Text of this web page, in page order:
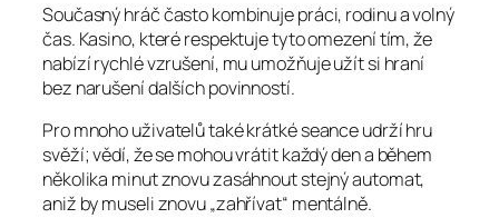
Současný hráč často kombinuje práci, rodinu a volný
čas. Kasino, které respektuje tyto omezení tím, že
nabízí rychlé vzrušení, mu umožňuje užít si hraní
bez narušení dalších povinností.
Pro mnoho uživatelů také krátké seance udrží hru
svěží; vědí, že se mohou vrátit každý den a během
několika minut znovu zasáhnout stejný automat,
aniž by museli znovu „zahřívat“ mentálně.